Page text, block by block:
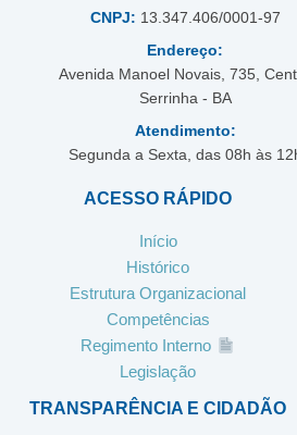
CNPJ: 13.347.406/0001-97
Endereço:
Avenida Manoel Novais, 735,
Serrinha - BA
Atendimento:
Segunda a Sexta, das 08h às
ACESSO RÁPIDO
Início
Histórico
Estrutura Organizacional
Competências
Regimento Interno
Legislação
TRANSPARÊNCIA E CIDADÃO